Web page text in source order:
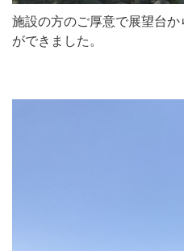
施設の方のご厚意で展望台
ができました。